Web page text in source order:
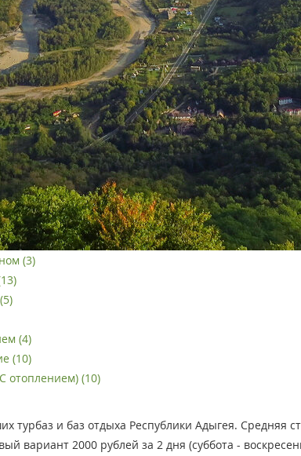
(3)
(4)
(10)
отоплением) (10)
турбаз и баз отдыха Республики Адыгея. Средняя
вариант 2000 рублей за 2 дня (суббота -